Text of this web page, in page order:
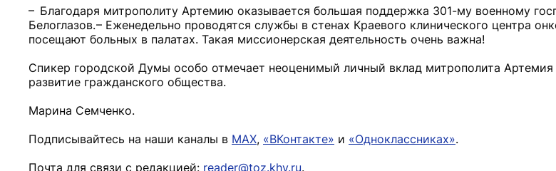
– Благодаря митрополиту Артемию оказывается большая поддержка 301-му военному
Белоглазов. – Еженедельно проводятся службы в стенах Краевого клинического центра
посещают больных в палатах. Такая миссионерская деятельность очень важна!
Спикер городской Думы особо отмечает неоценимый личный вклад митрополита Артемия
развитие гражданского общества.
Марина Семченко.
Подписывайтесь на наши каналы в MAX, «ВКонтакте» и «Одноклассниках».
Почта для связи с редакцией: reader@toz.khv.ru.